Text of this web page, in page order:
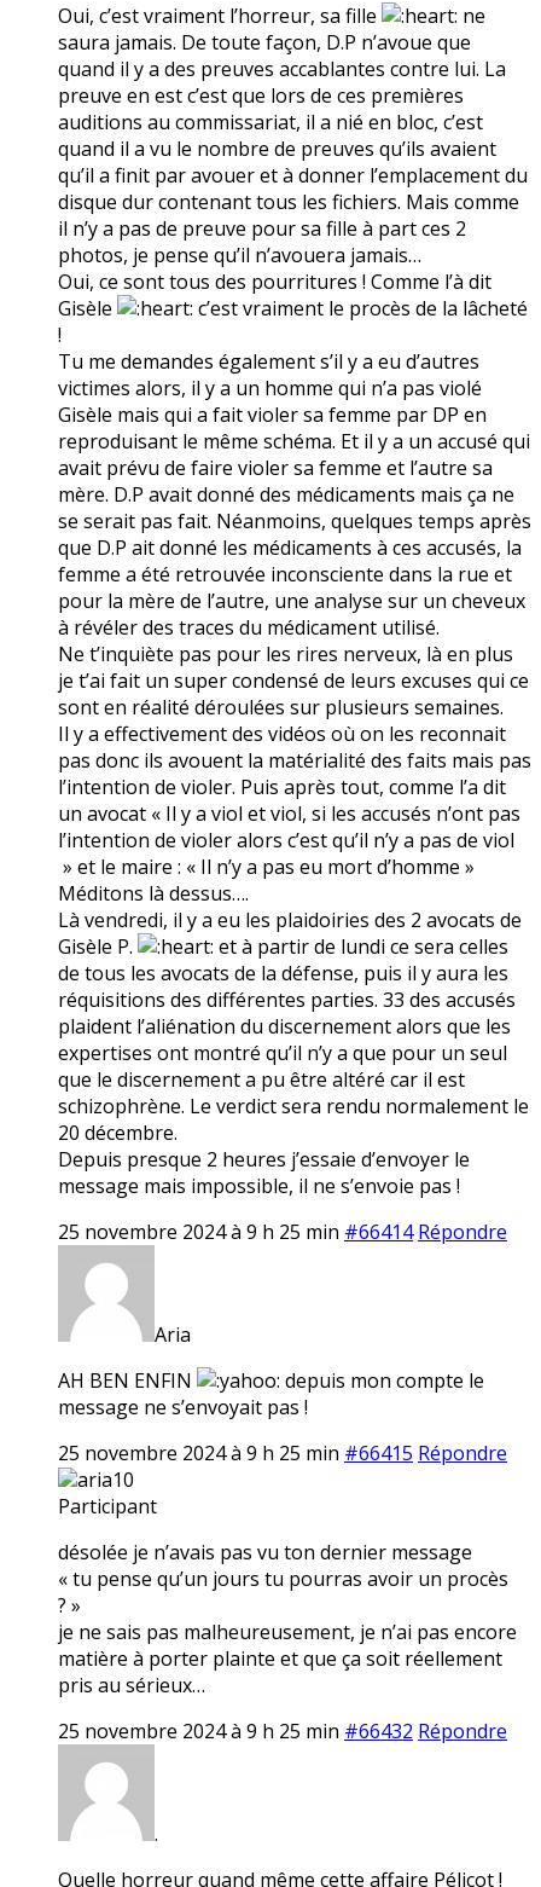
Oui, c’est vraiment l’horreur, sa fille
ne
saura jamais. De toute façon, D.P n’avoue que
quand il y a des preuves accablantes contre lui. La
preuve en est c’est que lors de ces premières
auditions au commissariat, il a nié en bloc, c’est
quand il a vu le nombre de preuves qu’ils avaient
qu’il a finit par avouer et à donner l’emplacement du
disque dur contenant tous les fichiers. Mais comme
il n’y a pas de preuve pour sa fille à part ces 2
photos, je pense qu’il n’avouera jamais…
Oui, ce sont tous des pourritures ! Comme l’à dit
Gisèle
c’est vraiment le procès de la lâcheté
!
Tu me demandes également s’il y a eu d’autres
victimes alors, il y a un homme qui n’a pas violé
Gisèle mais qui a fait violer sa femme par DP en
reproduisant le même schéma. Et il y a un accusé qui
avait prévu de faire violer sa femme et l’autre sa
mère. D.P avait donné des médicaments mais ça ne
se serait pas fait. Néanmoins, quelques temps après
que D.P ait donné les médicaments à ces accusés, la
femme a été retrouvée inconsciente dans la rue et
pour la mère de l’autre, une analyse sur un cheveux
à révéler des traces du médicament utilisé.
Ne t’inquiète pas pour les rires nerveux, là en plus
je t’ai fait un super condensé de leurs excuses qui ce
sont en réalité déroulées sur plusieurs semaines.
Il y a effectivement des vidéos où on les reconnait
pas donc ils avouent la matérialité des faits mais pas
l’intention de violer. Puis après tout, comme l’a dit
un avocat « Il y a viol et viol, si les accusés n’ont pas
l’intention de violer alors c’est qu’il n’y a pas de viol
» et le maire : « Il n’y a pas eu mort d’homme »
Méditons là dessus….
Là vendredi, il y a eu les plaidoiries des 2 avocats de
Gisèle P.
et à partir de lundi ce sera celles
de tous les avocats de la défense, puis il y aura les
réquisitions des différentes parties. 33 des accusés
plaident l’aliénation du discernement alors que les
expertises ont montré qu’il n’y a que pour un seul
que le discernement a pu être altéré car il est
schizophrène. Le verdict sera rendu normalement le
20 décembre.
Depuis presque 2 heures j’essaie d’envoyer le
message mais impossible, il ne s’envoie pas !
25 novembre 2024 à 9 h 25 min #66414 Répondre
Aria
AH BEN ENFIN
depuis mon compte le
message ne s’envoyait pas !
25 novembre 2024 à 9 h 25 min #66415 Répondre
aria10
Participant
désolée je n’avais pas vu ton dernier message
« tu pense qu’un jours tu pourras avoir un procès
? »
je ne sais pas malheureusement, je n’ai pas encore
matière à porter plainte et que ça soit réellement
pris au sérieux…
25 novembre 2024 à 9 h 25 min #66432 Répondre
.
Quelle horreur quand même cette affaire Pélicot !